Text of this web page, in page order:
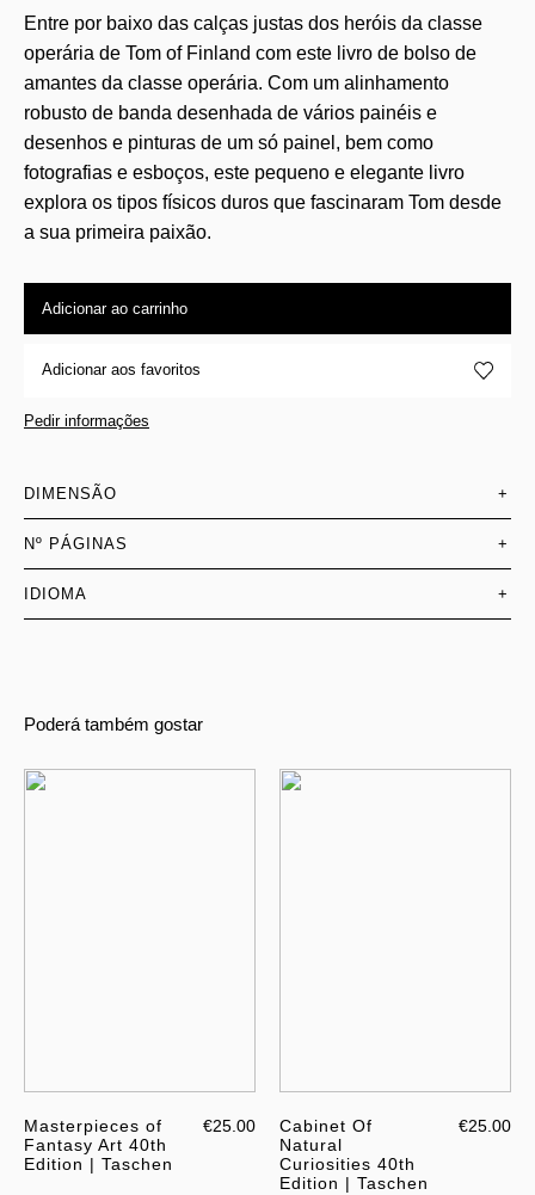
Entre por baixo das calças justas dos heróis da classe
operária de Tom of Finland com este livro de bolso de
amantes da classe operária. Com um alinhamento
robusto de banda desenhada de vários painéis e
desenhos e pinturas de um só painel, bem como
fotografias e esboços, este pequeno e elegante livro
explora os tipos físicos duros que fascinaram Tom desde
a sua primeira paixão.
Adicionar ao carrinho
Adicionar aos favoritos
Pedir informações
DIMENSÃO +
Nº PÁGINAS +
IDIOMA +
Poderá também gostar
Masterpieces of
Fantasy Art 40th
Edition | Taschen
€25.00
Cabinet Of
Natural
Curiosities 40th
Edition | Taschen
€25.00